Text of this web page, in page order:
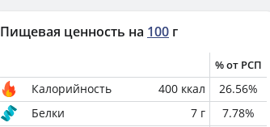
Пищевая ценность на 100 г
% от РСП
Калорийность 400 ккал 26.56%
Белки
7 г 7.78%